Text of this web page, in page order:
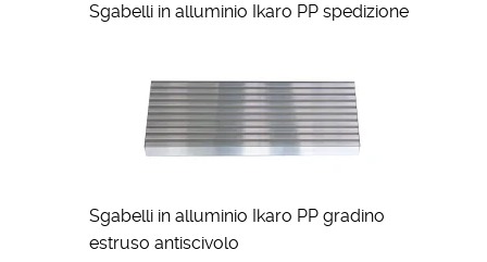
Sgabelli in alluminio Ikaro PP spedizione
Sgabelli in alluminio Ikaro PP gradino
estruso antiscivolo